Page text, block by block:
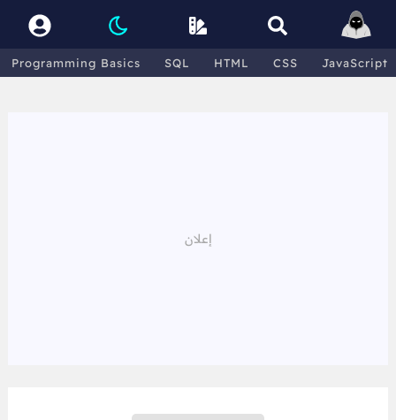
Programming Basics SQL HTML CSS JavaScript